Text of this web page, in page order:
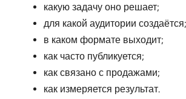
какую задачу оно решает;
для какой аудитории создаётся;
в каком формате выходит;
как часто публикуется;
как связано с продажами;
как измеряется результат.